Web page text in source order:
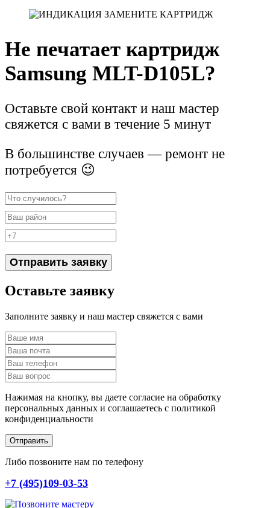
Не печатает картридж
Samsung MLT-D105L?
Оставьте свой контакт и наш мастер
свяжется с вами в течение 5 минут
В большинстве случаев — ремонт не
потребуется 😉
Отправить заявку
Оставьте заявку
Заполните заявку и наш мастер свяжется с вами
Нажимая на кнопку, вы даете согласие на обработку
персональных данных и соглашаетесь c политикой
конфиденциальности
Отправить
Либо позвоните нам по телефону
+7 (495)109-03-53